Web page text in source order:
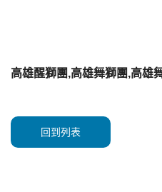
高雄醒獅團,高雄舞獅團,高雄
回到列表